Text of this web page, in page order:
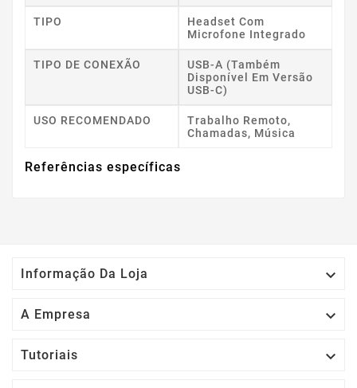
TIPO
Headset Com
Microfone Integrado
TIPO DE CONEXÃO
USB-A (também
Disponível Em Versão
USB-C)
USO RECOMENDADO
Trabalho Remoto,
Chamadas, Música
Referências específicas
Informação Da Loja 
A Empresa 
Tutoriais 